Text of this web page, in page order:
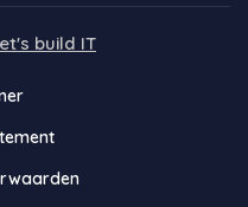
build IT